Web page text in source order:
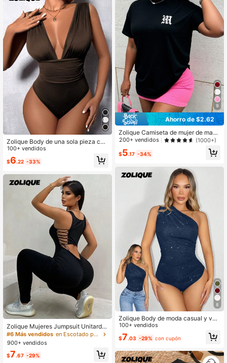
Zolique Body de una sola pieza con
escote en V profundo y sin mangas,
para el verano
100+ vendidos
$6.22 -33%
Zolique Mujeres Jumpsuit Unitard C
on Diseño De Entrecruzamiento Hu
eco Y Correas De Atar
#6 Más vendidos
en Escotado por detrás Unitards para mujer
900+ vendidos
$7.67 -29%
9
Ahorro de $2.62
Zolique Camiseta de mujer de mang
a corta y corte slim con estampado
200+ vendidos (1000+)
$5.17 -34%
8
Zolique Body de moda casual y ver
sátil para mujer
100+ vendidos
$7.03 -29% con cupón